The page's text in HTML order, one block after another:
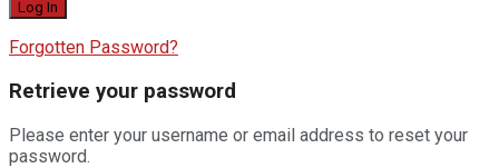
Forgotten Password?
Retrieve your password
Please enter your username or email address to reset your
password.